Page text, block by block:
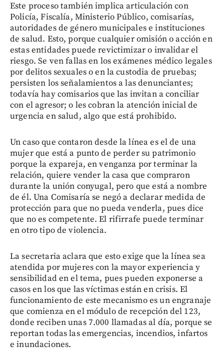
Este proceso también implica articulación con
Policía, Fiscalía, Ministerio Público, comisarías,
autoridades de género municipales e instituciones
de salud. Esto, porque cualquier omisión o acción en
estas entidades puede revictimizar o invalidar el
riesgo. Se ven fallas en los exámenes médico legales
por delitos sexuales o en la custodia de pruebas;
persisten los señalamientos a las denunciantes;
todavía hay comisarios que las invitan a conciliar
con el agresor; o les cobran la atención inicial de
urgencia en salud, algo que está prohibido.
Un caso que contaron desde la línea es el de una
mujer que está a punto de perder su patrimonio
porque la expareja, en venganza por terminar la
relación, quiere vender la casa que compraron
durante la unión conyugal, pero que está a nombre
de él. Una Comisaría se negó a declarar medida de
protección para que no pueda venderla, pues dice
que no es competente. El rifirrafe puede terminar
en otro tipo de violencia.
La secretaria aclara que esto exige que la línea sea
atendida por mujeres con la mayor experiencia y
sensibilidad en el tema, pues pueden exponerse a
casos en los que las víctimas están en crisis. El
funcionamiento de este mecanismo es un engranaje
que comienza en el módulo de recepción del 123,
donde reciben unas 7.000 llamadas al día, porque se
reportan todas las emergencias, incendios, infartos
e inundaciones.